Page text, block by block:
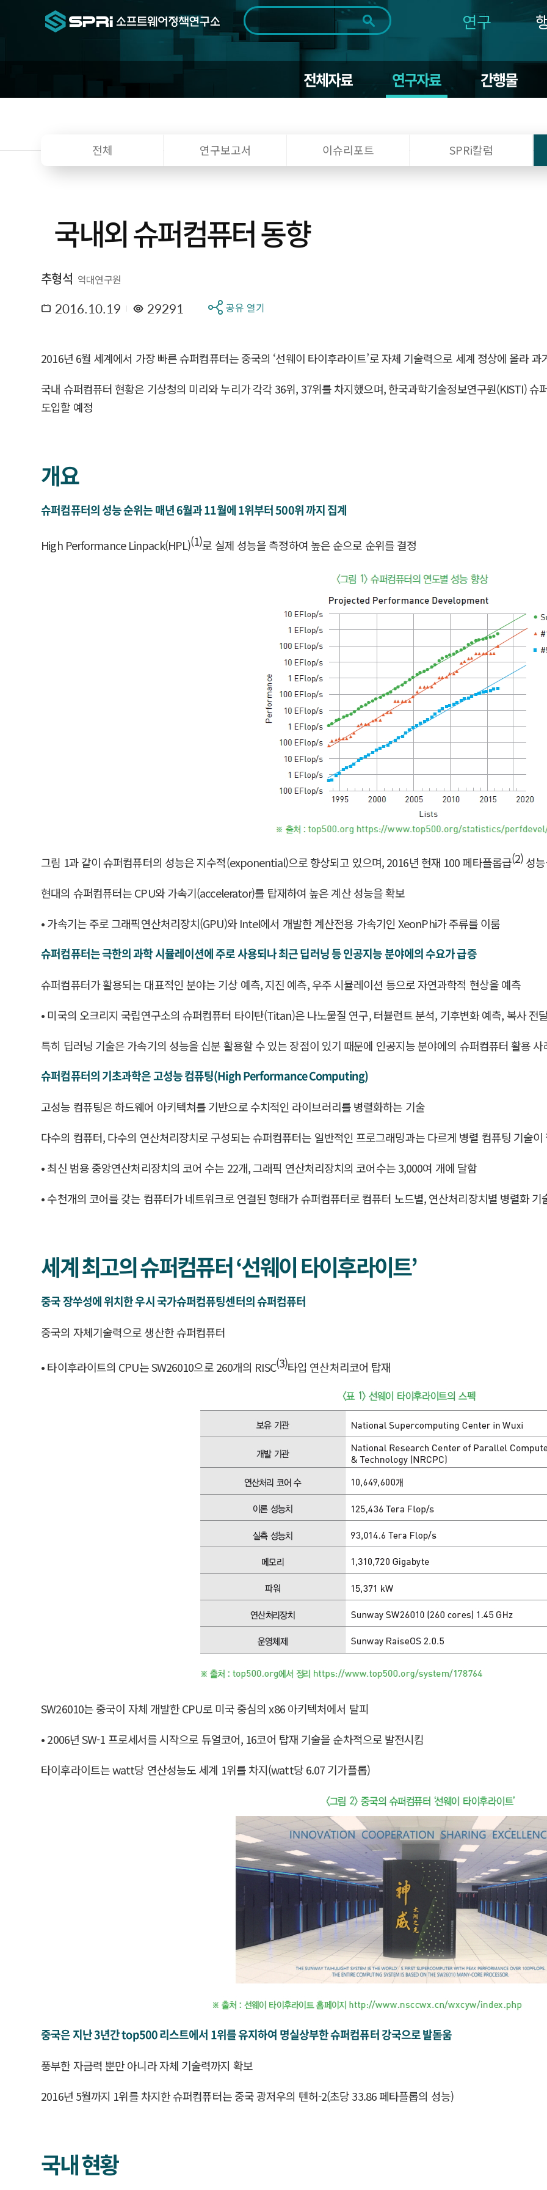
검색범위 전체
기간 전체 1일 1주 1개월 3개월 1년
~
연구
전체자료 연구자료 간행물
전체 연구보고서 이슈리포트 SPRi칼럼
국내외 슈퍼컴퓨터 동향
추형석 역대연구원
2016.10.19 29291 공유 열기
2016년 6월 세계에서 가장 빠른 슈퍼컴퓨터는 중국의 ‘선웨이 타이후라이트’로 자체 기술력으로 세계 정상에 올라
국내 슈퍼컴퓨터 현황은 기상청의 미리와 누리가 각각 36위, 37위를 차지했으며, 한국과학기술정보연구원(KISTI)
도입할 예정
개요
슈퍼컴퓨터의 성능 순위는 매년 6월과 11월에 1위부터 500위 까지 집계
High Performance Linpack(HPL)(1)로 실제 성능을 측정하여 높은 순으로 순위를 결정
그림 1과 같이 슈퍼컴퓨터의 성능은 지수적(exponential)으로 향상되고 있으며, 2016년 현재 100 페타플롭급(2)성
현대의 슈퍼컴퓨터는 CPU와 가속기(accelerator)를 탑재하여 높은 계산 성능을 확보
• 가속기는 주로 그래픽연산처리장치(GPU)와 Intel에서 개발한 계산전용 가속기인 XeonPhi가 주류를 이룸
슈퍼컴퓨터는 극한의 과학 시뮬레이션에 주로 사용되나 최근 딥러닝 등 인공지능 분야에의 수요가 급증
슈퍼컴퓨터가 활용되는 대표적인 분야는 기상 예측, 지진 예측, 우주 시뮬레이션 등으로 자연과학적 현상을 예측
• 미국의 오크리지 국립연구소의 슈퍼컴퓨터 타이탄(Titan)은 나노물질 연구, 터뷸런트 분석, 기후변화 예측, 복사 전
특히 딥러닝 기술은 가속기의 성능을 십분 활용할 수 있는 장점이 있기 때문에 인공지능 분야에의 슈퍼컴퓨터 활용
슈퍼컴퓨터의 기초과학은 고성능 컴퓨팅(High Performance Computing)
고성능 컴퓨팅은 하드웨어 아키텍쳐를 기반으로 수치적인 라이브러리를 병렬화하는 기술
다수의 컴퓨터, 다수의 연산처리장치로 구성되는 슈퍼컴퓨터는 일반적인 프로그래밍과는 다르게 병렬 컴퓨팅 기술이
• 최신 범용 중앙연산처리장치의 코어 수는 22개, 그래픽 연산처리장치의 코어수는 3,000여 개에 달함
• 수천개의 코어를 갖는 컴퓨터가 네트워크로 연결된 형태가 슈퍼컴퓨터로 컴퓨터 노드별, 연산처리장치별 병렬화 기
세계 최고의 슈퍼컴퓨터 ‘선웨이 타이후라이트’
중국 장쑤성에 위치한 우시 국가슈퍼컴퓨팅센터의 슈퍼컴퓨터
중국의 자체기술력으로 생산한 슈퍼컴퓨터
• 타이후라이트의 CPU는 SW26010으로 260개의 RISC(3)타입 연산처리코어 탑재
SW26010는 중국이 자체 개발한 CPU로 미국 중심의 x86 아키텍처에서 탈피
• 2006년 SW-1 프로세서를 시작으로 듀얼코어, 16코어 탑재 기술을 순차적으로 발전시킴
타이후라이트는 watt당 연산성능도 세계 1위를 차지(watt당 6.07 기가플롭)
중국은 지난 3년간 top500 리스트에서 1위를 유지하여 명실상부한 슈퍼컴퓨터 강국으로 발돋움
풍부한 자금력 뿐만 아니라 자체 기술력까지 확보
2016년 5월까지 1위를 차지한 슈퍼컴퓨터는 중국 광저우의 텐허-2(초당 33.86 페타플롭의 성능)
국내 현황